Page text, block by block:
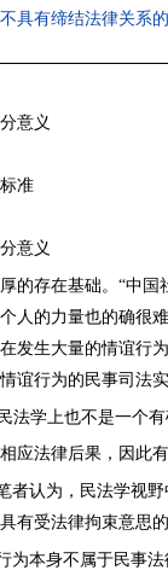
具有缔结法律关系
意义
准
意义
存在基础。“中国
人的力量也的确很
发生大量的情谊行
谊行为的民事司法
法学上也不是一个
应法律后果，因此
者认为，民法学视
有受法律拘束意思
为本身不属于民事